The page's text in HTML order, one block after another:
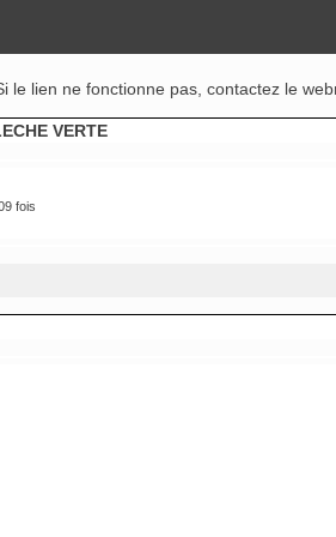
le lien ne fonctionne pas, contactez le
VERTE
fois